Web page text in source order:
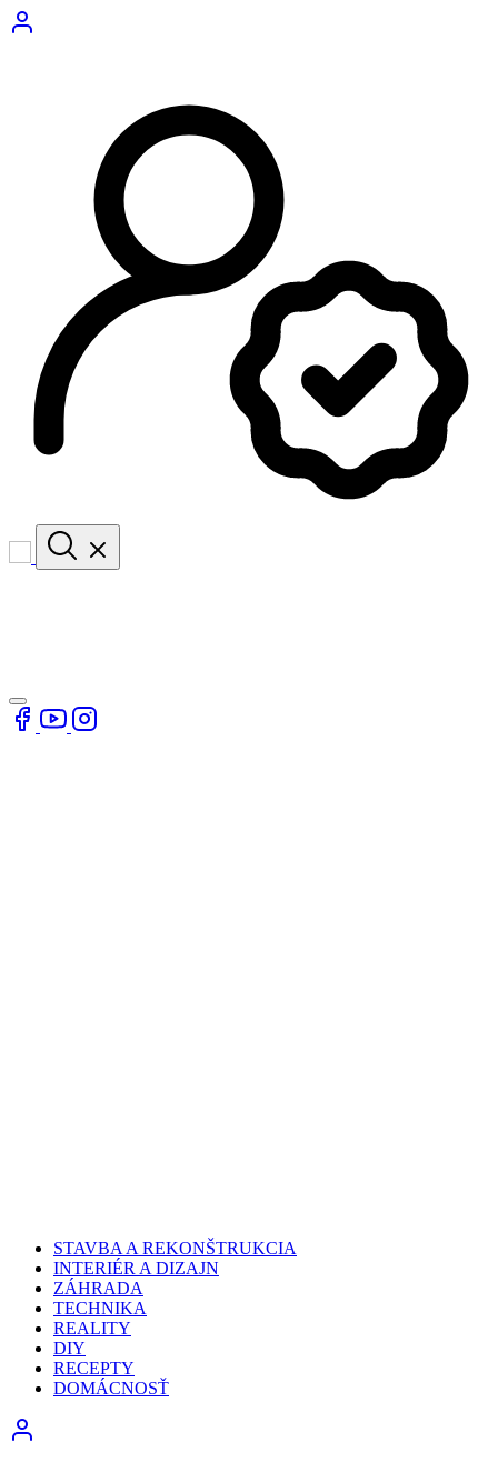
STAVBA A REKONŠTRUKCIA
INTERIÉR A DIZAJN
ZÁHRADA
TECHNIKA
REALITY
DIY
RECEPTY
DOMÁCNOSŤ